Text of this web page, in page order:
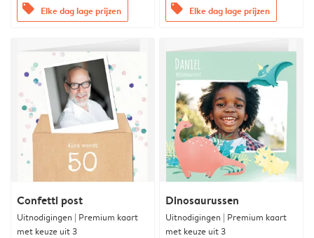
offers Elke dag lage prijzen offers Elke dag lage prijzen
Confetti post
Uitnodigingen | Premium kaart
met keuze uit 3
Dinosaurussen
Uitnodigingen | Premium kaart
met keuze uit 3